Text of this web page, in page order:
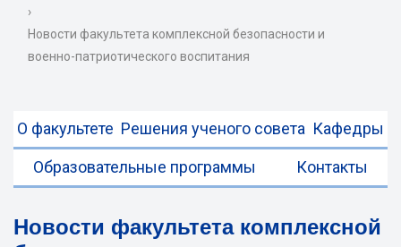
›
Новости факультета комплексной безопасности и
военно-патриотического воспитания
О факультете Решения ученого совета Кафедры
Образовательные программы Контакты
Новости факультета комплексной